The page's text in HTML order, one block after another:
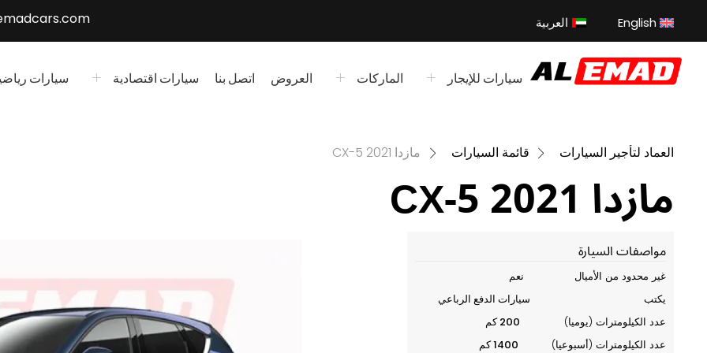
المحتوى
English العربية
سيارات للإيجار الماركات العروض اتصل بنا سيارات اقتصادية سيارات
العماد لتأجير السيارات قائمة السيارات مازدا CX-5 2021
مازدا CX-5 2021
مواصفات السيارة
غير محدود من الأميال
نعم
يكتب
سيارات الدفع الرباعي
عدد الكيلومترات (يوميا)
200 كم
عدد الكيلومترات (أسبوعيا)
1400 كم